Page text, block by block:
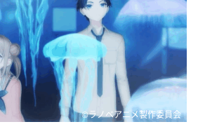
©ラノベアニメ製作委員会